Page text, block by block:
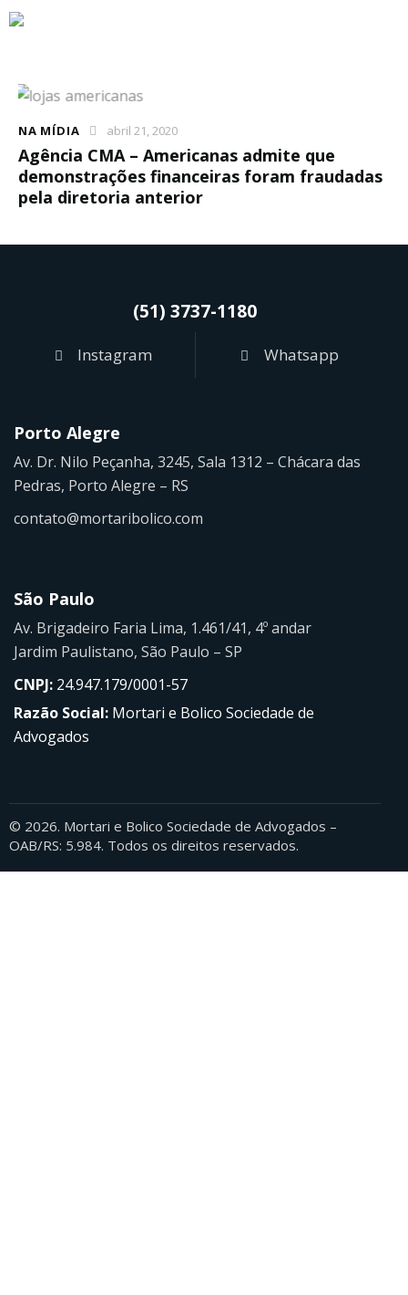
NA MÍDIA abril 21, 2020
Agência CMA – Americanas admite que
demonstrações financeiras foram fraudadas
pela diretoria anterior
(51) 3737-1180
Instagram Whatsapp
Porto Alegre
Av. Dr. Nilo Peçanha, 3245, Sala 1312 – Chácara das
Pedras, Porto Alegre – RS
contato@mortaribolico.com
São Paulo
Av. Brigadeiro Faria Lima, 1.461/41, 4º andar
Jardim Paulistano, São Paulo – SP
CNPJ: 24.947.179/0001-57
Razão Social: Mortari e Bolico Sociedade de
Advogados
© 2026. Mortari e Bolico Sociedade de Advogados –
OAB/RS: 5.984. Todos os direitos reservados.